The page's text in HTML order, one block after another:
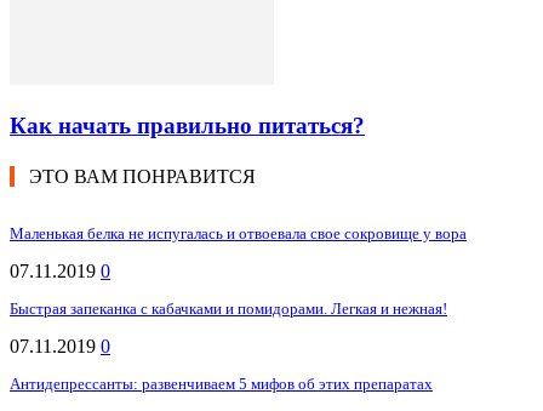
Как начать правильно питаться?
ЭТО ВАМ ПОНРАВИТСЯ
Маленькая белка не испугалась и отвоевала свое сокровище у вора
07.11.2019 0
Быстрая запеканка с кабачками и помидорами. Легкая и нежная!
07.11.2019 0
Антидепрессанты: развенчиваем 5 мифов об этих препаратах